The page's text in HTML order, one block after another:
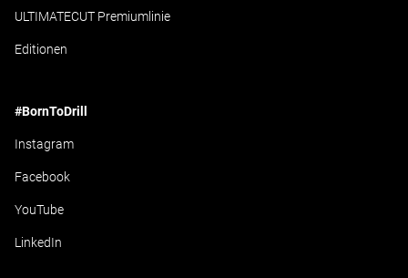
ULTIMATECUT Premiumlinie
Editionen
#BornToDrill
Instagram
Facebook
YouTube
LinkedIn